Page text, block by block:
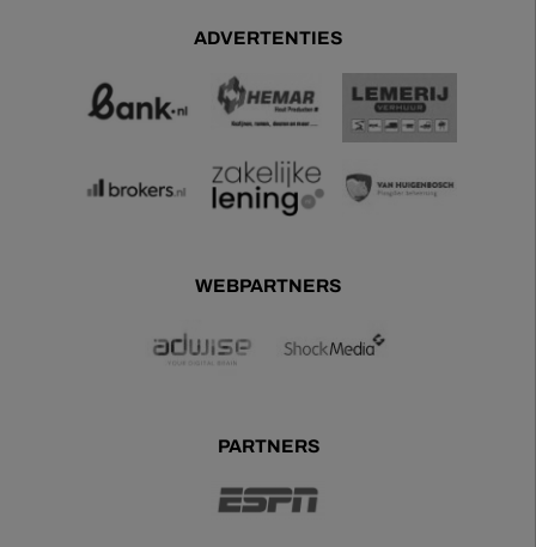
ADVERTENTIES
WEBPARTNERS
PARTNERS